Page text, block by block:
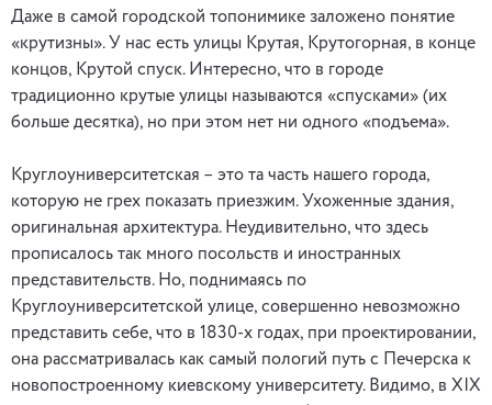
Даже в самой городской топонимике заложено понятие
«крутизны». У нас есть улицы Крутая, Крутогорная, в конце
концов, Крутой спуск. Интересно, что в городе
традиционно крутые улицы называются «спусками» (их
больше десятка), но при этом нет ни одного «подъема».
Круглоуниверситетская – это та часть нашего города,
которую не грех показать приезжим. Ухоженные здания,
оригинальная архитектура. Неудивительно, что здесь
прописалось так много посольств и иностранных
представительств. Но, поднимаясь по
Круглоуниверситетской улице, совершенно невозможно
представить себе, что в 1830-х годах, при проектировании,
она рассматривалась как самый пологий путь с Печерска к
новопостроенному киевскому университету. Видимо, в XIX